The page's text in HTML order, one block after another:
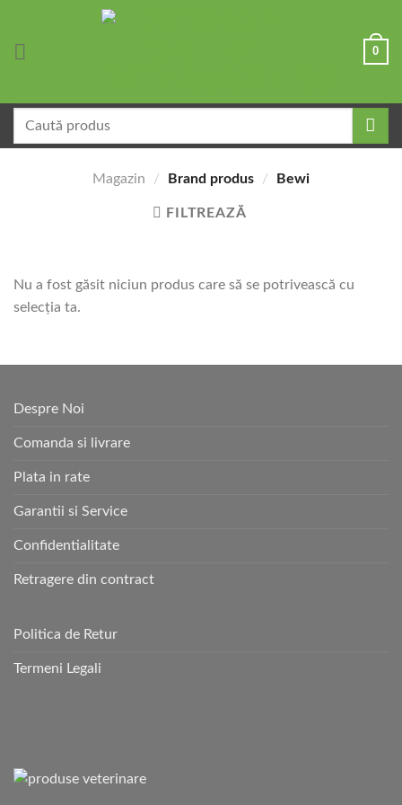
0
după:
Magazin / Brand produs / Bewi
FILTREAZĂ
Nu a fost găsit niciun produs care să se potrivească cu
selecția ta.
Despre Noi
Comanda si livrare
Plata in rate
Garantii si Service
Confidentialitate
Retragere din contract
Politica de Retur
Termeni Legali